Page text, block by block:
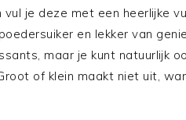
je deze met een heerlijke
en lekker van
maar je kunt natuurlijk
of klein maakt niet uit,